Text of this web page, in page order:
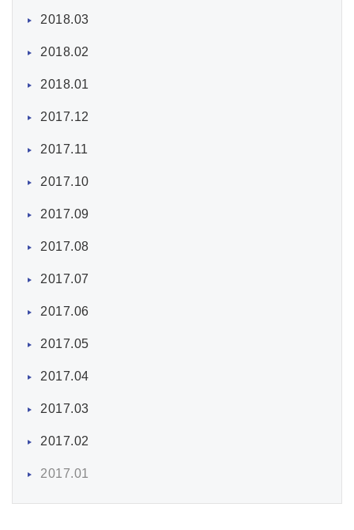
2018.03
2018.02
2018.01
2017.12
2017.11
2017.10
2017.09
2017.08
2017.07
2017.06
2017.05
2017.04
2017.03
2017.02
2017.01